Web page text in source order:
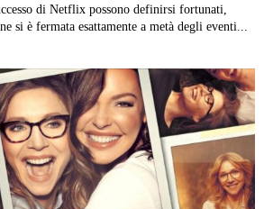
di Netflix possono definirsi fortunati,
si è fermata esattamente a metà degli eventi...